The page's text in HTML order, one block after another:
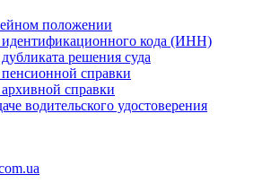
положении
идентификационного кода (ИНН)
решения суда
справки
справки
водительского удостоверения